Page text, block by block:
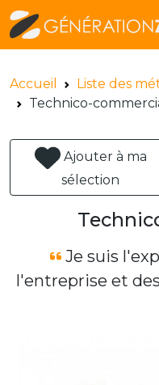
Accueil Liste des
Technico-
Ajouter à ma
sélection
Je suis
l'entreprise et